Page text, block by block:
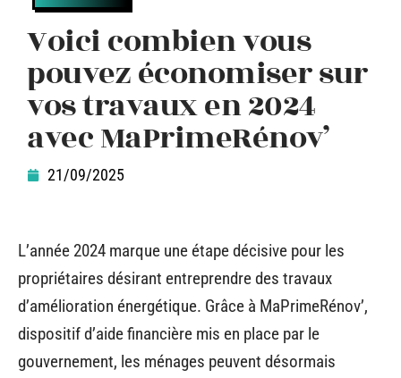
Voici combien vous
pouvez économiser sur
vos travaux en 2024
avec MaPrimeRénov’
21/09/2025
L’année 2024 marque une étape décisive pour les
propriétaires désirant entreprendre des travaux
d’amélioration énergétique. Grâce à MaPrimeRénov’,
dispositif d’aide financière mis en place par le
gouvernement, les ménages peuvent désormais